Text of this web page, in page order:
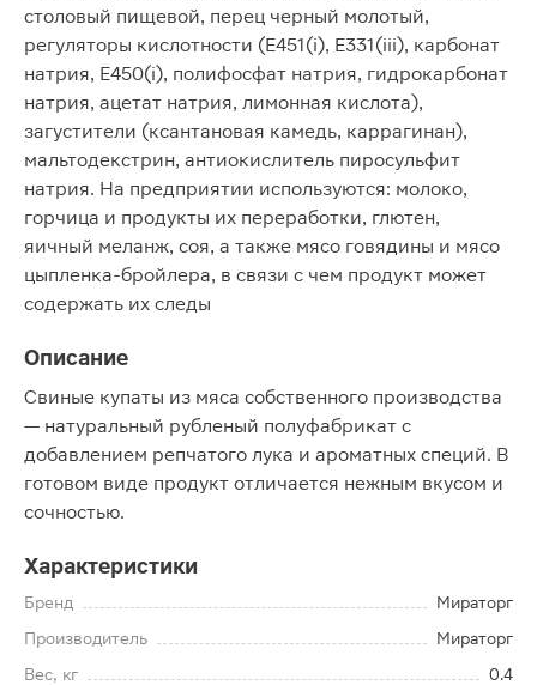
столовый пищевой, перец черный молотый,
регуляторы кислотности (Е451(i), Е331(iii), карбонат
натрия, Е450(i), полифосфат натрия, гидрокарбонат
натрия, ацетат натрия, лимонная кислота),
загустители (ксантановая камедь, каррагинан),
мальтодекстрин, антиокислитель пиросульфит
натрия. На предприятии используются: молоко,
горчица и продукты их переработки, глютен,
яичный меланж, соя, а также мясо говядины и мясо
цыпленка-бройлера, в связи с чем продукт может
содержать их следы
Описание
Свиные купаты из мяса собственного производства
— натуральный рубленый полуфабрикат с
добавлением репчатого лука и ароматных специй. В
готовом виде продукт отличается нежным вкусом и
сочностью.
Характеристики
Бренд
Мираторг
Производитель
Мираторг
Вес, кг
0.4